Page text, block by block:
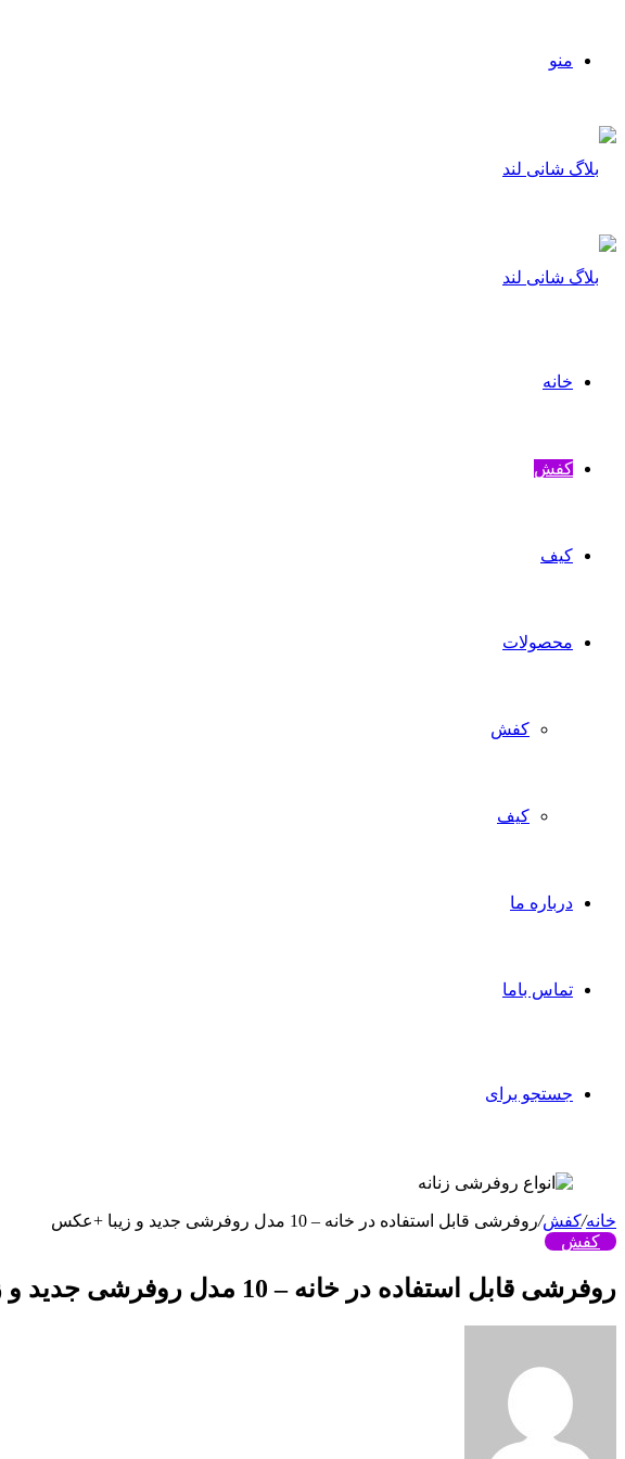
منو
خانه
کفش
کیف
محصولات
کفش
کیف
درباره ما
تماس باما
جستجو برای
خانه/کفش/روفرشی قابل استفاده در خانه – 10 مدل روفرشی جدید و زیبا +عکس
کفش
روفرشی قابل استفاده در خانه – 10 مدل روفرشی جدید و زیبا +عکس